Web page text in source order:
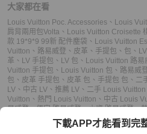
大家都在看
Louis Vuitton Poc. Accessories 、 Louis
肩背兩用包Volta 、 Louis Vuitton Croisette
款 19*9*9 99新 配件塵袋 、 Louis Vuitton
Vuitton 、 路易威登 、 皮革 、 手提包 、 包 、
革 、 LV 手提包 、 LV 包 、 Louis Vuitton 路易
Vuitton 手提包 、 Louis Vuitton 包 、 路易威
包 、 皮革 手提包 、 皮革 包 、 手提包 包 、 二
LV 、 中古 LV 、 推薦 LV 、 二手 Louis Vuitton
Vuitton 、 熱門 Louis Vuitton 、 中古 Louis
易威登、便宜 路易威登、小資 路易威登、
二手 手提包、便宜 手提包、小
推薦 手提包 、二手 包 、便宜 包、小資
下載APP才能看到完